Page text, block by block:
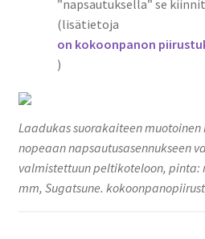
”napsautuksella” se
(lisätietoja
on kokoonpanon
)
Laadukas suorakaiteen
nopeaan napsautusasennukseen
valmistettuun peltikoteloon, pinta:
mm, Sugatsune.